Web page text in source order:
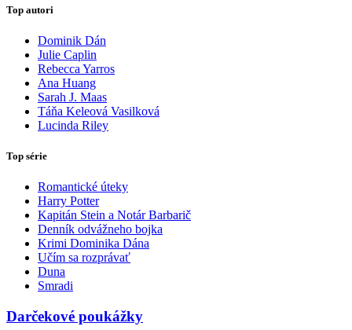
Top autori
Dominik Dán
Julie Caplin
Rebecca Yarros
Ana Huang
Sarah J. Maas
Táňa Keleová Vasilková
Lucinda Riley
Top série
Romantické úteky
Harry Potter
Kapitán Stein a Notár Barbarič
Denník odvážneho bojka
Krimi Dominika Dána
Učím sa rozprávať
Duna
Smradi
Darčekové poukážky